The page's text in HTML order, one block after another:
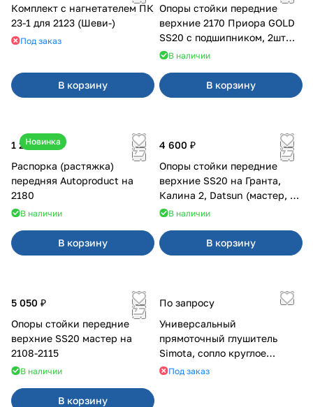
Комплект с нагнетателем ПК
23-1 для 2123 (Шеви-)
Под заказ
В корзину
Опоры стойки передние
верхние 2170 Приора GOLD
SS20 с подшипником, 2шт
10116
В наличии
В корзину
Новинка
1 250 ₽
Распорка (растяжка)
передняя Autoproduct на
2180
В наличии
В корзину
4 600 ₽
Опоры стойки передние
верхние SS20 на Гранта,
Калина 2, Datsun (мастер, с
ЭлУР, с подшипником) 2шт
В наличии
В корзину
5 050 ₽
Опоры стойки передние
верхние SS20 мастер на
2108-2115
В наличии
В корзину
По запросу
Универсальный
прямоточный глушитель
Simota, сопло круглое
широкое
Под заказ